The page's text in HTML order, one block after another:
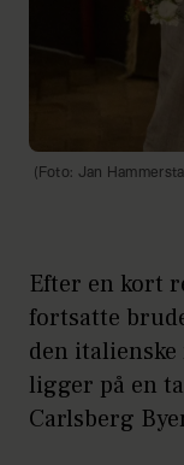
(Foto: Jan
Efter en kort
fortsatte
den
ligger på en
Carlsberg